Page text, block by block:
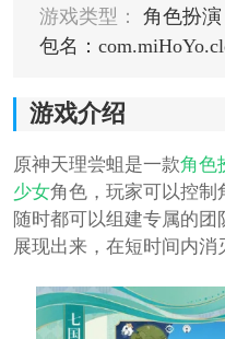
游戏类型：
角色扮演
游戏介绍
原神天理尝蛆是一款角色
少女角色，玩家可以控制
随时都可以组建专属的
展现出来，在短时间内消